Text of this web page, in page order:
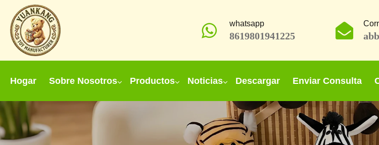
whatsapp
8619801941225
Hogar Sobre Nosotros Productos Noticias Descargar Enviar Consulta